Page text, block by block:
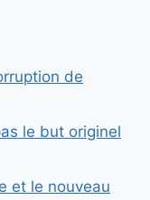
de
le but originel
et le nouveau